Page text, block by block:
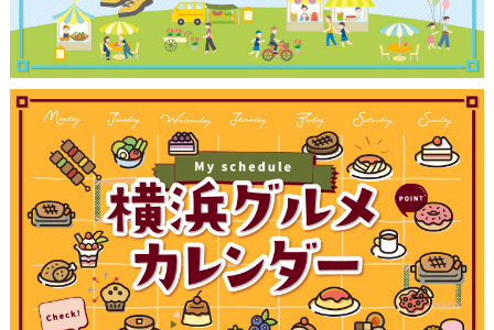
サイトについて